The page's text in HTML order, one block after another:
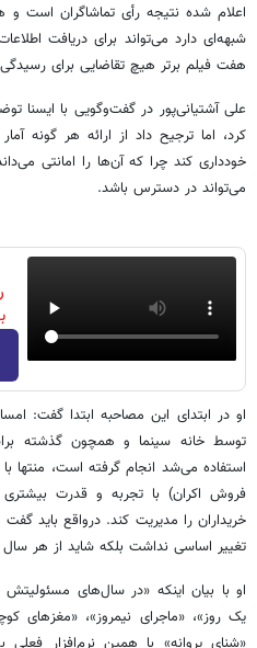
اعلام شده نتیجه رأی تماشاگران
شبهه‌ای دارد می‌تواند برای دریافت
هفت فیلم برتر هیچ تقاضایی برای رسیدگی
علی آشتیانی‌پور در گفت‌وگویی با ایسنا
کرد، اما ترجیح داد از ارائه هر گونه
خودداری کند چرا که آن‌ها را امانتی
می‌تواند در دسترس باشد.
او در ابتدای این مصاحبه ابتدا گفت:
توسط خانه سینما و همچون گذشته
استفاده می‌شد انجام گرفته است، منتها
فروش اکران) با تجربه و قدرت
خریداران را مدیریت کند. درواقع باید
تغییر اساسی نداشت بلکه شاید از هر
او با بیان اینکه «در سال‌های
یک روز»، «ماجرای نیمروز»،
«شنای پروانه» با همین نرم‌افزار